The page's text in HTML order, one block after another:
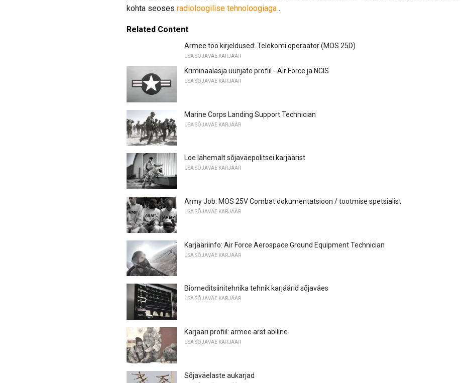
kohta seoses radioloogilise tehnoloogiaga .
Related Content
Armee töö kirjeldused: Telekomi operaator (MOS 25D)
USA SÕJAVÄE KARJÄÄR
Kriminaalasja uurijate profiil - Air Force ja NCIS
USA SÕJAVÄE KARJÄÄR
Marine Corps Landing Support Technician
USA SÕJAVÄE KARJÄÄR
Loe lähemalt sõjaväepolitsei karjäärist
USA SÕJAVÄE KARJÄÄR
Army Job: MOS 25V Combat dokumentatsioon / tootmise spetsialist
USA SÕJAVÄE KARJÄÄR
Karjääriinfo: Air Force Aerospace Ground Equipment Technician
USA SÕJAVÄE KARJÄÄR
Biomeditsiinitehnika tehnik karjäärid sõjaväes
USA SÕJAVÄE KARJÄÄR
Karjääri profiil: armee arst abiline
USA SÕJAVÄE KARJÄÄR
Sõjaväelaste aukarjad